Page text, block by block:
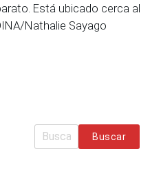
Está ubicado cerca al
Nathalie Sayago
Buscar